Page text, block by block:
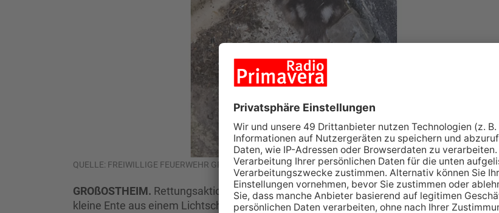
QUELLE: FREIWILLIGE FEUERWEHR GROSSOSTHEIM
GROßOSTHEIM. Rettungsaktion in Großostheim: Am Nachmittag hat die Feuerwehr eine
kleine Ente aus einem Lichtschacht gerettet.